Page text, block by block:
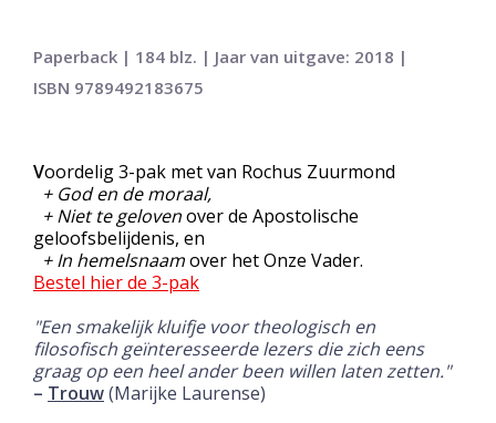
Paperback | 184 blz. | Jaar van uitgave: 2018 |
ISBN 9789492183675
Voordelig 3-pak met van Rochus Zuurmond
+ God en de moraal,
+ Niet te gelovenover de Apostolische
geloofsbelijdenis, en
+ In hemelsnaamover het Onze Vader.
Bestel hier de 3-pak
"Een smakelijk kluifje voor theologisch en
filosofisch geïnteresseerde lezers die zich eens
graag op een heel ander been willen laten zetten."
– Trouw(Marijke Laurense)